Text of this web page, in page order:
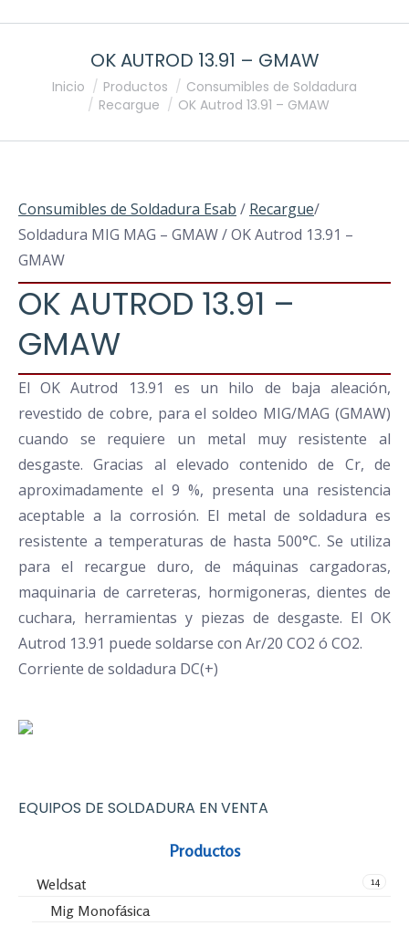
OK AUTROD 13.91 – GMAW
Estás aquí:
Inicio Productos
Consumibles de Soldadura
Recargue
OK Autrod 13.91 – GMAW
Consumibles de Soldadura Esab / Recargue/
Soldadura MIG MAG – GMAW / OK Autrod 13.91 –
GMAW
OK AUTROD 13.91 –
GMAW
El OK Autrod 13.91 es un hilo de baja aleación,
revestido de cobre, para el soldeo MIG/MAG (GMAW)
cuando se requiere un metal muy resistente al
desgaste. Gracias al elevado contenido de Cr, de
aproximadamente el 9 %, presenta una resistencia
aceptable a la corrosión. El metal de soldadura es
resistente a temperaturas de hasta 500°C. Se utiliza
para el recargue duro, de máquinas cargadoras,
maquinaria de carreteras, hormigoneras, dientes de
cuchara, herramientas y piezas de desgaste. El OK
Autrod 13.91 puede soldarse con Ar/20 CO2 ó CO2.
Corriente de soldadura DC(+)
EQUIPOS DE SOLDADURA EN VENTA
Productos
14
Weldsat
Mig Monofásica